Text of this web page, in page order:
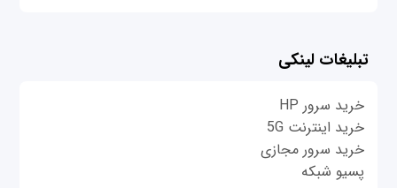
تبلیغات لینکی
خرید سرور HP
خرید اینترنت 5G
خرید سرور مجازی
پسیو شبکه